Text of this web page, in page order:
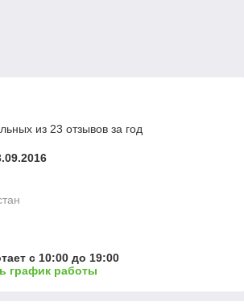
из 23 отзывов за год
с 10:00 до 19:00
график работы